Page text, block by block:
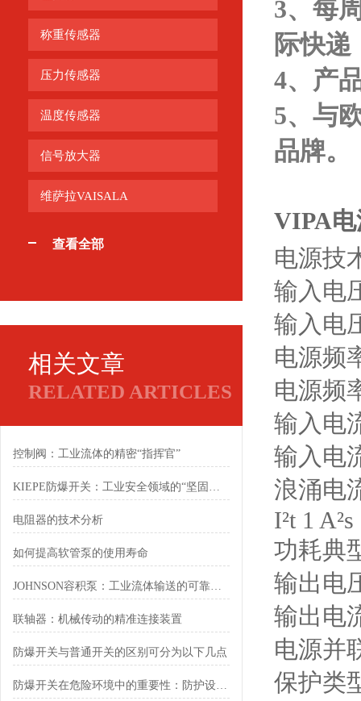
称重传感器
压力传感器
温度传感器
信号放大器
维萨拉VAISALA
查看全部
相关文章
RELATED ARTICLES
控制阀：工业流体的精密“指挥官”
KIEPE防爆开关：工业安全领域的“坚固堡垒”
电阻器的技术分析
如何提高软管泵的使用寿命
JOHNSON容积泵：工业流体输送的可靠卫士
联轴器：机械传动的精准连接装置
防爆开关与普通开关的区别可分为以下几点
防爆开关在危险环境中的重要性：防护设计与标准解读
3、每
际快递
4、产
5、与
品牌。
VIPA电
电源技
输入电
输入电
电源频
电源频
输入电
输入电
浪涌电
I²t 1 A²s
功耗典
输出电
输出电
电源并
保护类